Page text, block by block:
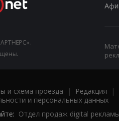
и схема проезда | Редакция |
и персональных данных
Отдел продаж digital рекламы